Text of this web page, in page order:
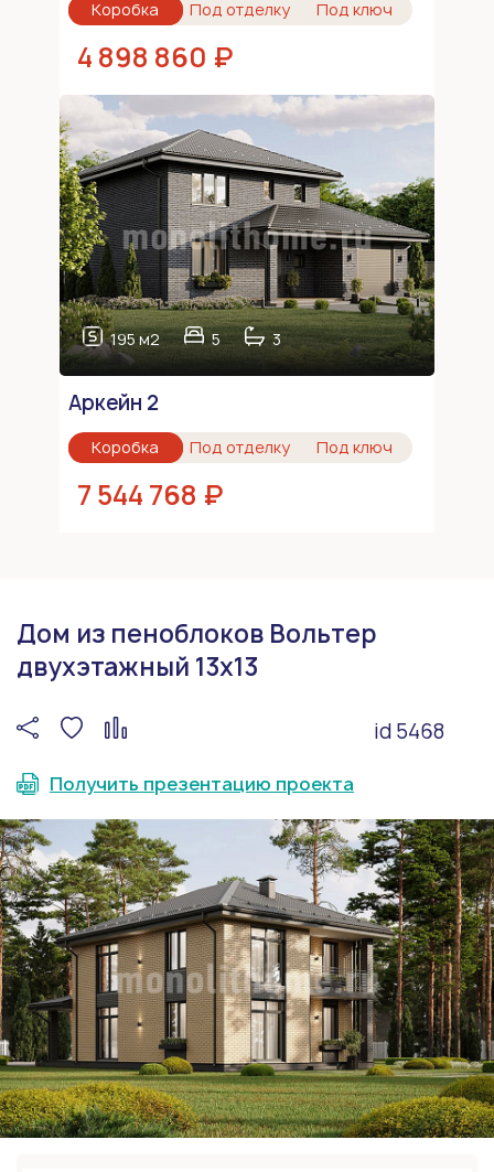
Коробка Под отделку Под ключ
4 898 860 ₽
195 м2 5 3
Аркейн 2
Коробка Под отделку Под ключ
7 544 768 ₽
Дом из пеноблоков Вольтер
двухэтажный 13х13
id 5468
Получить презентацию проекта